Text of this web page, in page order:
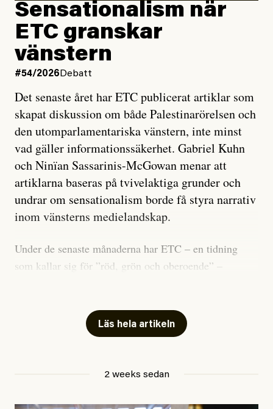
Sensationalism när
ETC granskar
vänstern
#54/2026 Debatt
Det senaste året har ETC publicerat artiklar som
skapat diskussion om både Palestinarörelsen och
den utomparlamentariska vänstern, inte minst
vad gäller informationssäkerhet. Gabriel Kuhn
och Ninïan Sassarinis-McGowan menar att
artiklarna baseras på tvivelaktiga grunder och
undrar om sensationalism borde få styra narrativ
inom vänsterns medielandskap.
Under de senaste månaderna har ETC – en tidning
som kallar sig för ”röd, grön och oberoende” –
skriver för? Vad betyder det att vara en ”röd, grön och
oberoende” tidning? Och vad är egentligen bra
Läs hela artikeln
2 weeks sedan